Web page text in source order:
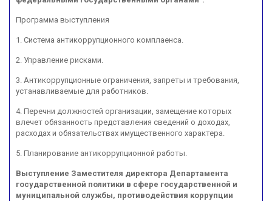
Программа выступления
1. Система антикоррупционного комплаенса.
2. Управление рисками.
3. Антикоррупционные ограничения, запреты и требования,
устанавливаемые для работников.
4. Перечни должностей организации, замещение которых
влечет обязанность представления сведений о доходах,
расходах и обязательствах имущественного характера.
5. Планирование антикоррупционной работы.
Выступление Заместителя директора Департамента
государственной политики в сфере государственной и
муниципальной службы, противодействия коррупции